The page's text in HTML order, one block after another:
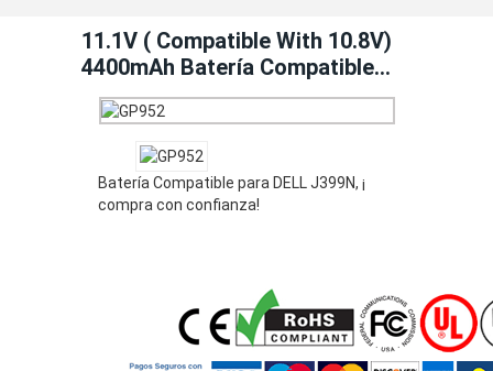
11.1V ( Compatible With 10.8V)
4400mAh Batería Compatible
Con DELL J399N
Batería Compatible para DELL J399N, ¡
compra con confianza!